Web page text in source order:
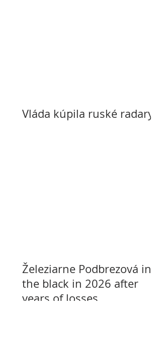
Vláda kúpila ruské radary
Železiarne Podbrezová in
the black in 2026 after
years of losses